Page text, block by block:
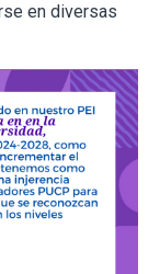
en diversas